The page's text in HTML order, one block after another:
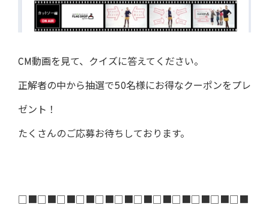
CM動画を見て、クイズに答えてください。
正解者の中から抽選で50名様にお得なクーポンをプレ
ゼント！
たくさんのご応募お待ちしております。
□■□■□■□■□■□■□■□■□■□■□■□■